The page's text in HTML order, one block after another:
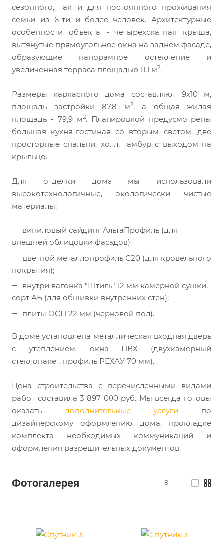
сезонного, так и для постоянного проживания
семьи из 6-ти и более человек. Архитектурные
особенности объекта - четырехскатная крыша,
вытянутые прямоугольное окна на заднем фасаде,
образующие панорамное остекление и
увеличенная терраса площадью 11,1 м2.
Размеры каркасного дома составляют 9х10 м,
площадь застройки 87,8 м2, а общая жилая
площадь - 79,9 м2. Планировкой предусмотрены
большая кухня-гостиная со вторым светом, две
просторные спальни, холл, тамбур с выходом на
крыльцо.
Для отделки дома мы использовали
высокотехнологичные, экологически чистые
материалы:
виниловый сайдинг АльтаПрофиль (для
внешней облицовки фасадов);
цветной металлопрофиль С20 (для кровельного
покрытия);
внутри вагонка "Штиль" 12 мм камерной сушки,
сорт АБ (для обшивки внутренних стен);
плиты ОСП 22 мм (черновой пол).
В доме установлена металлическая входная дверь
с утеплением, окна ПВХ (двухкамерный
стеклопакет, профиль РЕХАУ 70 мм).
Цена строительства с перечисленными видами
работ составила 3 897 000 руб. Мы всегда готовы
оказать дополнительные услуги по
дизайнерскому оформлению дома, прокладке
комплекта необходимых коммуникаций и
оформления разрешительных документов.
Фотогалерея 8 —